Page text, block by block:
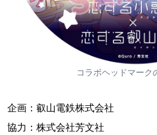
コラボヘッドマーク
企画：叡山電鉄株式会社
協力：株式会社芳文社